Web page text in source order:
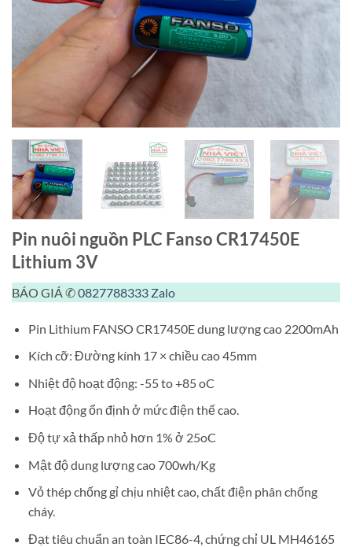
Pin nuôi nguồn PLC Fanso CR17450E
Lithium 3V
BÁO GIÁ ✆0827788333 Zalo
Pin Lithium FANSO CR17450E dung lượng cao 2200mAh
Kích cỡ: Đường kính 17 × chiều cao 45mm
Nhiệt độ hoạt động: -55 to +85 oC
Hoạt động ổn định ở mức điện thế cao.
Độ tự xả thấp nhỏ hơn 1% ở 25oC
Mật độ dung lượng cao 700wh/Kg
Vỏ thép chống gỉ chịu nhiệt cao, chất điện phân chống
cháy.
Đạt tiêu chuẩn an toàn IEC86-4, chứng chỉ UL MH46165